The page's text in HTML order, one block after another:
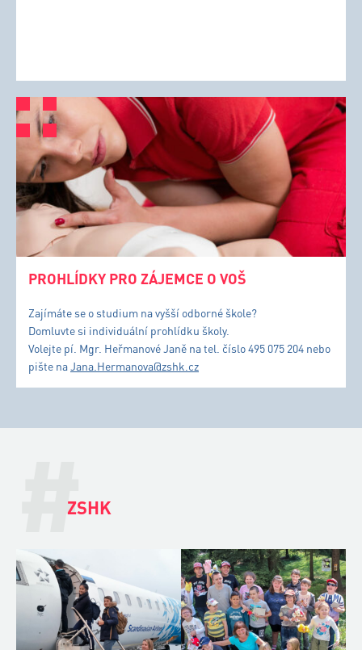
PROHLÍDKY PRO ZÁJEMCE O VOŠ
Zajímáte se o studium na vyšší odborné škole?
Domluvte si individuální prohlídku školy.
Volejte pí. Mgr. Heřmanové Janě na tel. číslo 495 075 204 nebo
pište naJana.Hermanova@zshk.cz
#
ZSHK